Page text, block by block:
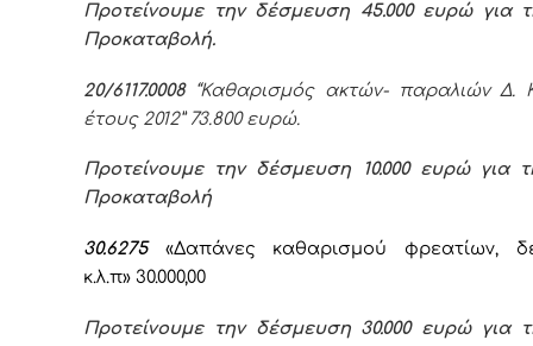
Προτείνουμε την δέσμευση 45.000 ευρώ για
Προκαταβολή.
20/6117.0008“Καθαρισμός ακτών- παραλιών Δ.
έτους 2012” 73.800 ευρώ.
Προτείνουμε την δέσμευση 10.000 ευρώ για
Προκαταβολή
30.6275 «Δαπάνες καθαρισμού φρεατίων,
κ.λ.π» 30.000,00
Προτείνουμε την δέσμευση 30.000 ευρώ για